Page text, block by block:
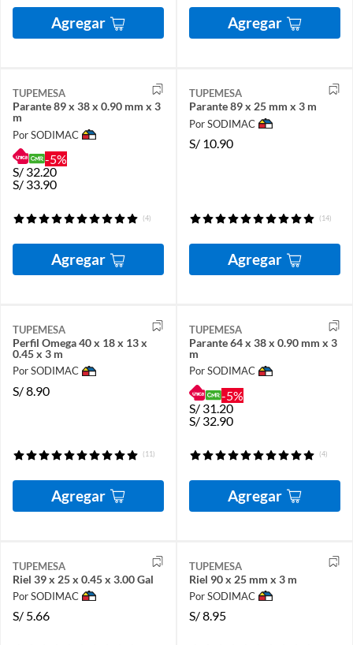
Agregar Agregar
TUPEMESA
Parante 89 x 38 x 0.90 mm x 3
m
Por SODIMAC
-5%
S/ 32.20
S/ 33.90
(4)
Agregar
TUPEMESA
Parante 89 x 25 mm x 3 m
Por SODIMAC
S/ 10.90
(14)
Agregar
TUPEMESA
Perfil Omega 40 x 18 x 13 x
0.45 x 3 m
Por SODIMAC
S/8.90
(11)
Agregar
TUPEMESA
Parante 64 x 38 x 0.90 mm x 3
m
Por SODIMAC
-5%
S/ 31.20
S/ 32.90
(4)
Agregar
TUPEMESA
Riel 39 x 25 x 0.45 x 3.00 Gal
Por SODIMAC
S/ 5.66
TUPEMESA
Riel 90 x 25 mm x 3 m
Por SODIMAC
S/8.95